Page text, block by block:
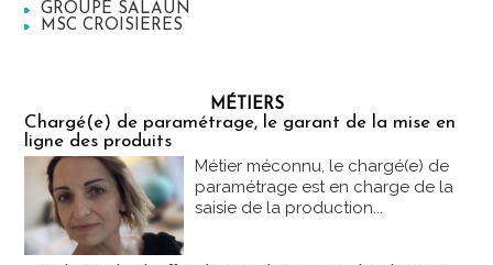
GROUPE SALAÜN
MSC CROISIERES
MÉTIERS
Chargé(e) de paramétrage, le garant de la mise en
ligne des produits
Métier méconnu, le chargé(e) de
paramétrage est en charge de la
saisie de la production...